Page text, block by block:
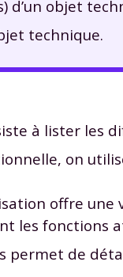
d’un objet
technique.
à lister les
on
offre
les fonctions
permet de